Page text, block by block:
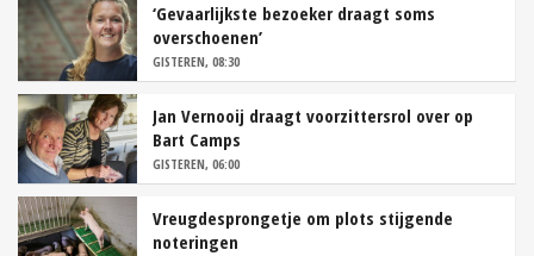
‘Gevaarlijkste bezoeker draagt soms
overschoenen’
GISTEREN, 08:30
Jan Vernooij draagt voorzittersrol over op
Bart Camps
GISTEREN, 06:00
Vreugdesprongetje om plots stijgende
noteringen